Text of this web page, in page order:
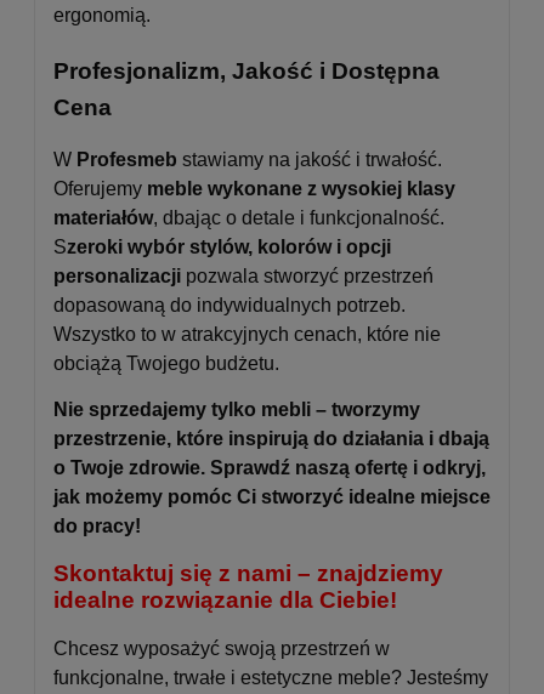
ergonomią.
Profesjonalizm, Jakość i Dostępna
Cena
W Profesmeb stawiamy na jakość i trwałość.
Oferujemy meble wykonane z wysokiej klasy
materiałów, dbając o detale i funkcjonalność.
Szeroki wybór stylów, kolorów i opcji
personalizacji pozwala stworzyć przestrzeń
dopasowaną do indywidualnych potrzeb.
Wszystko to w atrakcyjnych cenach, które nie
obciążą Twojego budżetu.
Nie sprzedajemy tylko mebli – tworzymy
przestrzenie, które inspirują do działania i dbają
o Twoje zdrowie. Sprawdź naszą ofertę i odkryj,
jak możemy pomóc Ci stworzyć idealne miejsce
do pracy!
Skontaktuj się z nami – znajdziemy
idealne rozwiązanie dla Ciebie!
Chcesz wyposażyć swoją przestrzeń w
funkcjonalne, trwałe i estetyczne meble? Jesteśmy